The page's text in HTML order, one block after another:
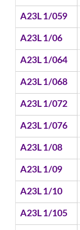
A23L 1/059
A23L 1/06
A23L 1/064
A23L 1/068
A23L 1/072
A23L 1/076
A23L 1/08
A23L 1/09
A23L 1/10
A23L 1/105